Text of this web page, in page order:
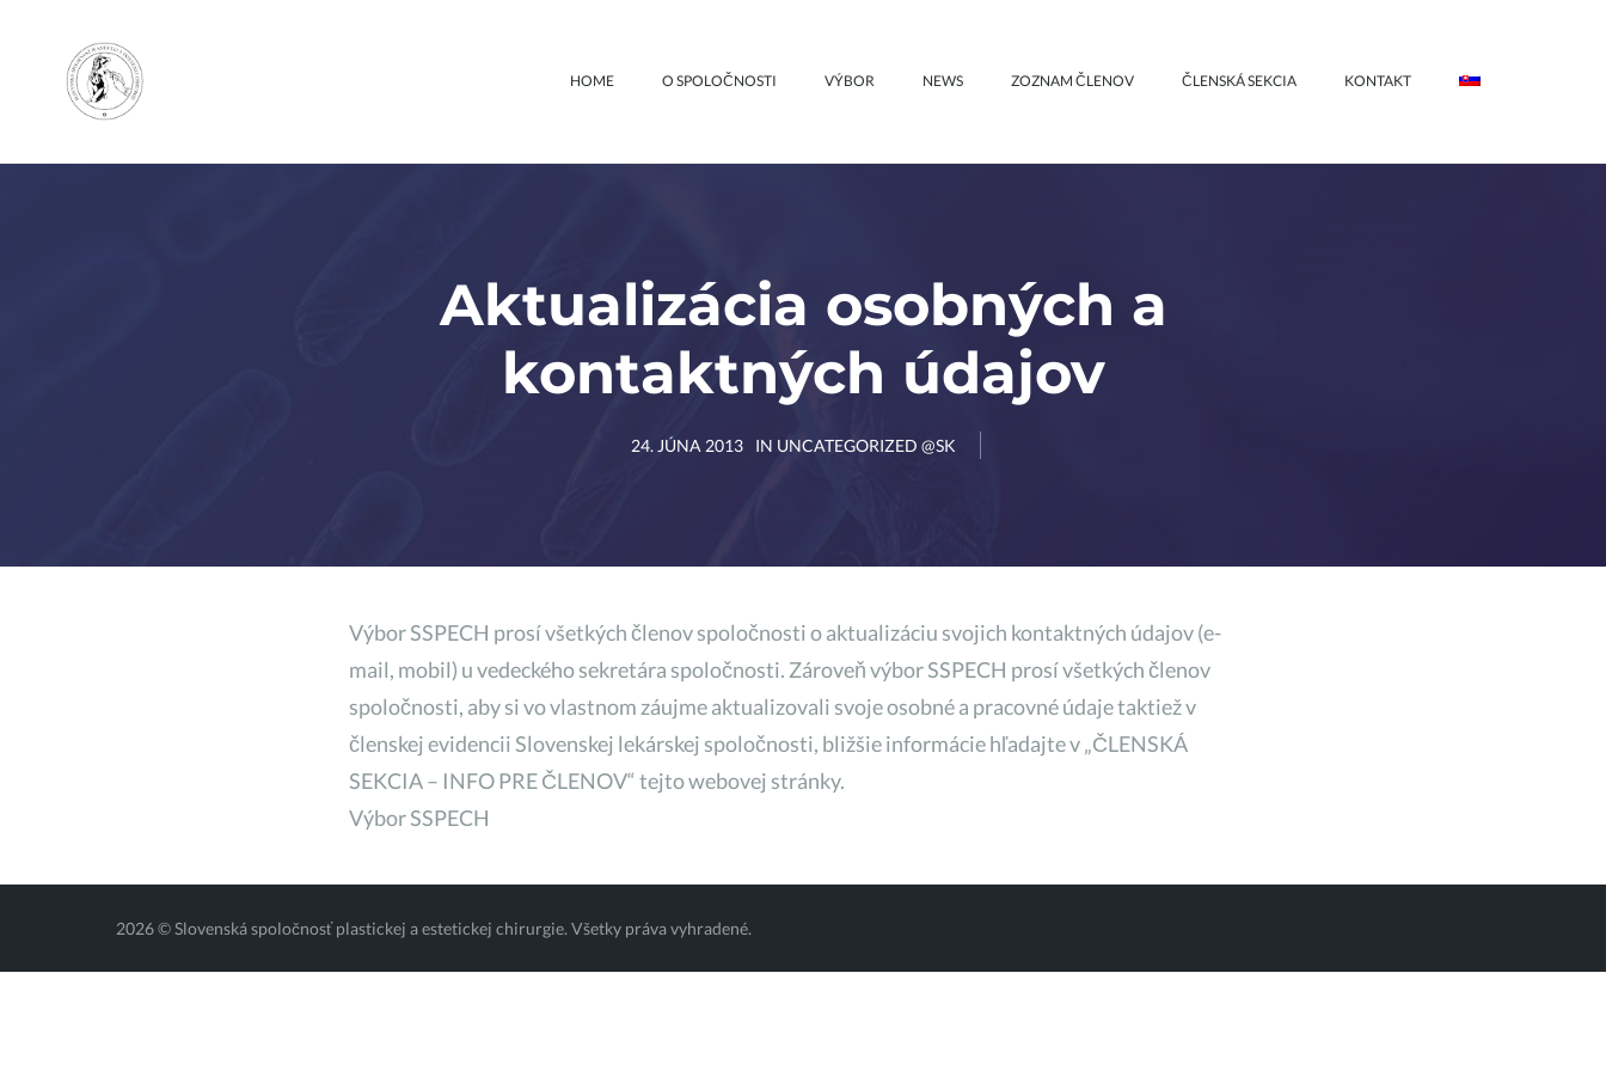
HOME O SPOLOČNOSTI VÝBOR NEWS ZOZNAM ČLENOV ČLENSKÁ SEKCIA KONTAKT
Aktualizácia osobných a
kontaktných údajov
24. JÚNA 2013 IN UNCATEGORIZED @SK
Výbor SSPECH prosí všetkých členov spoločnosti o aktualizáciu svojich kontaktných údajov (e-
mail, mobil) u vedeckého sekretára spoločnosti. Zároveň výbor SSPECH prosí všetkých členov
spoločnosti, aby si vo vlastnom záujme aktualizovali svoje osobné a pracovné údaje taktiež v
členskej evidencii Slovenskej lekárskej spoločnosti, bližšie informácie hľadajte v „ČLENSKÁ
SEKCIA – INFO PRE ČLENOV“ tejto webovej stránky.
Výbor SSPECH
2026 © Slovenská spoločnosť plastickej a estetickej chirurgie. Všetky práva vyhradené.